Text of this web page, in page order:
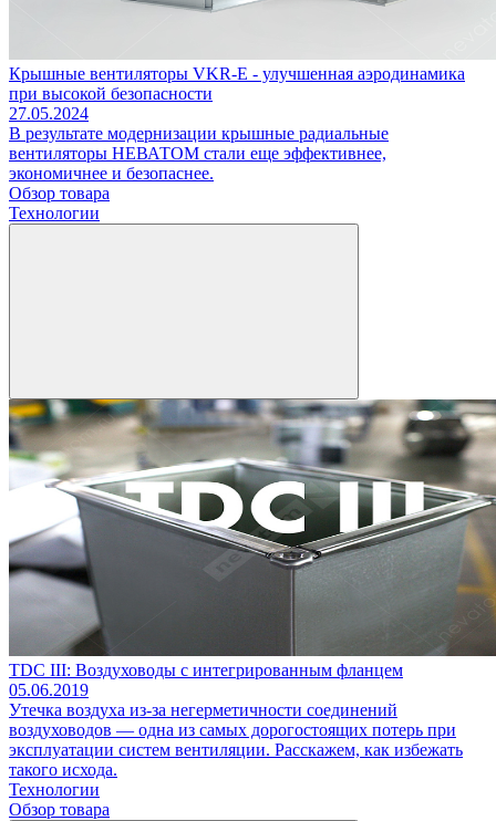
Крышные вентиляторы VKR-E - улучшенная аэродинамика
при высокой безопасности
27.05.2024
В результате модернизации крышные радиальные
вентиляторы НЕВАТОМ стали еще эффективнее,
экономичнее и безопаснее.
Обзор товара
Технологии
TDC III: Воздуховоды с интегрированным фланцем
05.06.2019
Утечка воздуха из-за негерметичности соединений
воздуховодов — одна из самых дорогостоящих потерь при
эксплуатации систем вентиляции. Расскажем, как избежать
такого исхода.
Технологии
Обзор товара